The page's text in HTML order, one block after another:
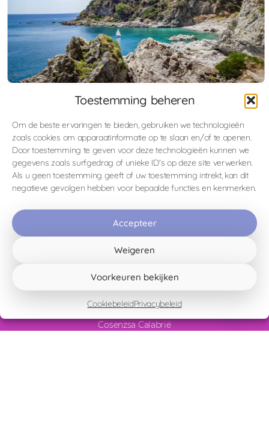
Toestemming beheren
Om de beste ervaringen te bieden, gebruiken we technologieën
zoals cookies om apparaatinformatie op te slaan en/of te openen.
Door toestemming te geven voor deze technologieën kunnen we
gegevens zoals surfgedrag of unieke ID's op deze site verwerken.
Als u geen toestemming geeft of uw toestemming intrekt, kan dit
negatieve gevolgen hebben voor bepaalde functies en kenmerken.
Accepteer
Weigeren
Voorkeuren bekijken
CookiebeleidPrivacybeleid
2
Geef een reactie
Je moet ingelogd zijn opom een reactie te plaatsen.
Contrada Tremoli 80
Cosenzsa Calabrië